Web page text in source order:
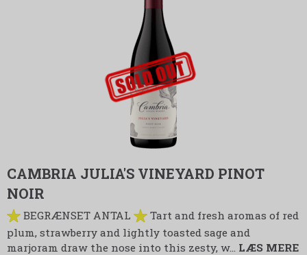
udsolgt-label
CAMBRIA JULIA'S VINEYARD PINOT
NOIR
BEGRÆNSET ANTAL
Tart and fresh aromas of red
plum, strawberry and lightly toasted sage and
marjoram draw the nose into this zesty, w… LÆS MERE